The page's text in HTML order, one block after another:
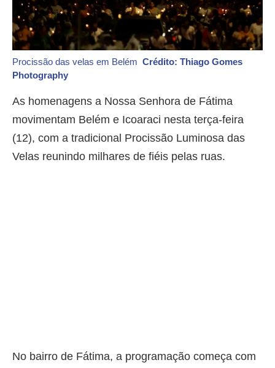
Procissão das velas em Belém Crédito: Thiago Gomes
Photography
As homenagens a Nossa Senhora de Fátima
movimentam Belém e Icoaraci nesta terça-feira
(12), com a tradicional Procissão Luminosa das
Velas reunindo milhares de fiéis pelas ruas.
No bairro de Fátima, a programação começa com